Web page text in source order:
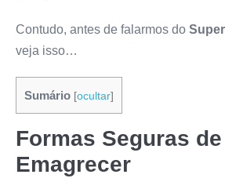
Contudo, antes de falarmos do
veja isso…
Sumário [ocultar]
Formas Seguras de
Emagrecer